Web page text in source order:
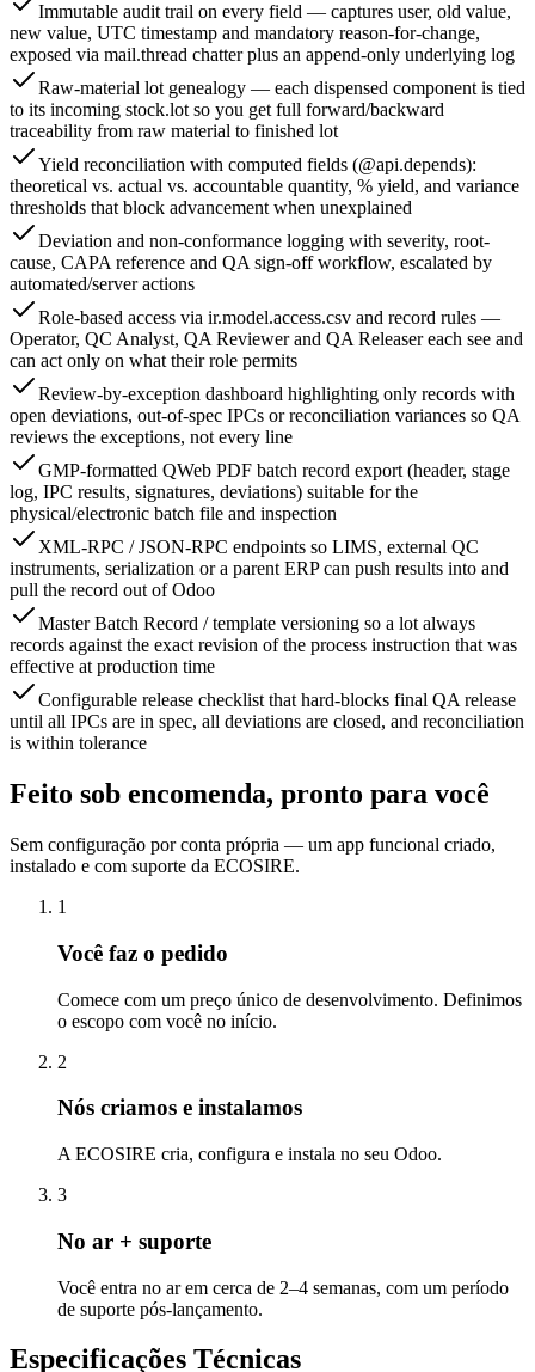
Immutable audit trail on every field — captures user, old value,
new value, UTC timestamp and mandatory reason-for-change,
exposed via mail.thread chatter plus an append-only underlying log
Raw-material lot genealogy — each dispensed component is tied
to its incoming stock.lot so you get full forward/backward
traceability from raw material to finished lot
Yield reconciliation with computed fields (@api.depends):
theoretical vs. actual vs. accountable quantity, % yield, and variance
thresholds that block advancement when unexplained
Deviation and non-conformance logging with severity, root-
cause, CAPA reference and QA sign-off workflow, escalated by
automated/server actions
Role-based access via ir.model.access.csv and record rules —
Operator, QC Analyst, QA Reviewer and QA Releaser each see and
can act only on what their role permits
Review-by-exception dashboard highlighting only records with
open deviations, out-of-spec IPCs or reconciliation variances so QA
reviews the exceptions, not every line
GMP-formatted QWeb PDF batch record export (header, stage
log, IPC results, signatures, deviations) suitable for the
physical/electronic batch file and inspection
XML-RPC / JSON-RPC endpoints so LIMS, external QC
instruments, serialization or a parent ERP can push results into and
pull the record out of Odoo
Master Batch Record / template versioning so a lot always
records against the exact revision of the process instruction that was
effective at production time
Configurable release checklist that hard-blocks final QA release
until all IPCs are in spec, all deviations are closed, and reconciliation
is within tolerance
Feito sob encomenda, pronto para você
Sem configuração por conta própria — um app funcional criado,
instalado e com suporte da ECOSIRE.
1
Você faz o pedido
Comece com um preço único de desenvolvimento. Definimos
o escopo com você no início.
2
Nós criamos e instalamos
A ECOSIRE cria, configura e instala no seu Odoo.
3
No ar + suporte
Você entra no ar em cerca de 2–4 semanas, com um período
de suporte pós-lançamento.
Especificações Técnicas